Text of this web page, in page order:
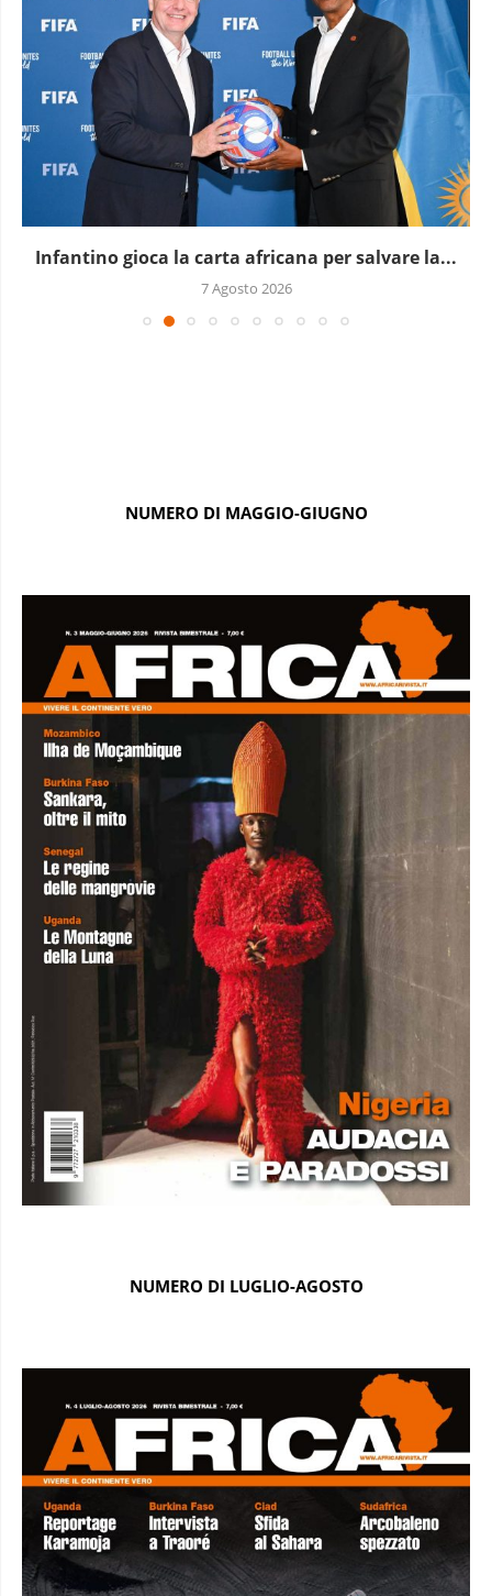
Infantino gioca la carta africana per salvare la...
7 Agosto 2026
NUMERO DI MAGGIO-GIUGNO
NUMERO DI LUGLIO-AGOSTO